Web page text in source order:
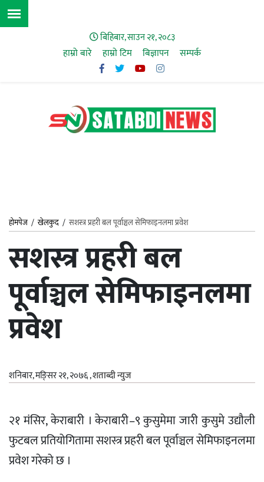
बिहिबार, साउन २१, २०८३
हाम्रो बारे हाम्राे टिम बिज्ञापन सम्पर्क
होमपेज /खेलकुद / सशस्त्र प्रहरी बल पूर्वाञ्चल सेमिफाइनलमा प्रवेश
सशस्त्र प्रहरी बल
पूर्वाञ्चल सेमिफाइनलमा
प्रवेश
शनिबार, मङि्सर २१, २०७६,शताब्दी न्युज
२१ मंसिर, केराबारी । केराबारी–९ कुसुमेमा जारी कुसुमे उद्यौली
फुटबल प्रतियोगितामा सशस्त्र प्रहरी बल पूर्वाञ्चल सेमिफाइनलमा
प्रवेश गरेको छ ।